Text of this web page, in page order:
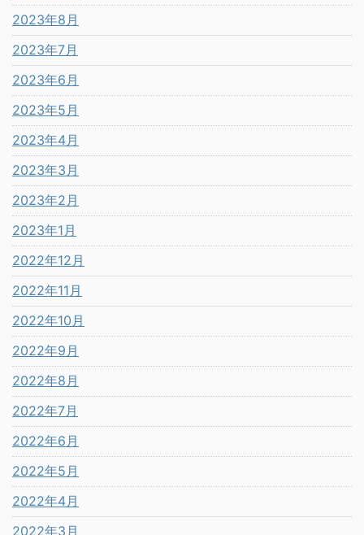
2023年8月
2023年7月
2023年6月
2023年5月
2023年4月
2023年3月
2023年2月
2023年1月
2022年12月
2022年11月
2022年10月
2022年9月
2022年8月
2022年7月
2022年6月
2022年5月
2022年4月
2022年3月